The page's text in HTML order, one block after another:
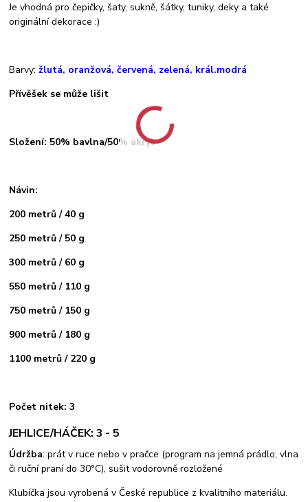
Je vhodná pro čepičky, šaty, sukně, šátky, tuniky, deky a také
originální dekorace :)
Barvy:žlutá, oranžová, červená, zelená, král.modrá
Přívěšek se může lišit
Složení: 50% bavlna/50% akryl
Návin:
200 metrů / 40 g
250 metrů / 50 g
300 metrů / 60 g
550 metrů / 110 g
750 metrů / 150 g
900 metrů / 180 g
1100 metrů / 220 g
Počet nitek: 3
JEHLICE/HÁČEK: 3 - 5
Údržba: prát v ruce nebo v pračce (program na jemná prádlo, vlna
či ruční praní do 30°C), sušit vodorovně rozložené
Klubíčka jsou vyrobená v České republice z kvalitního materiálu.